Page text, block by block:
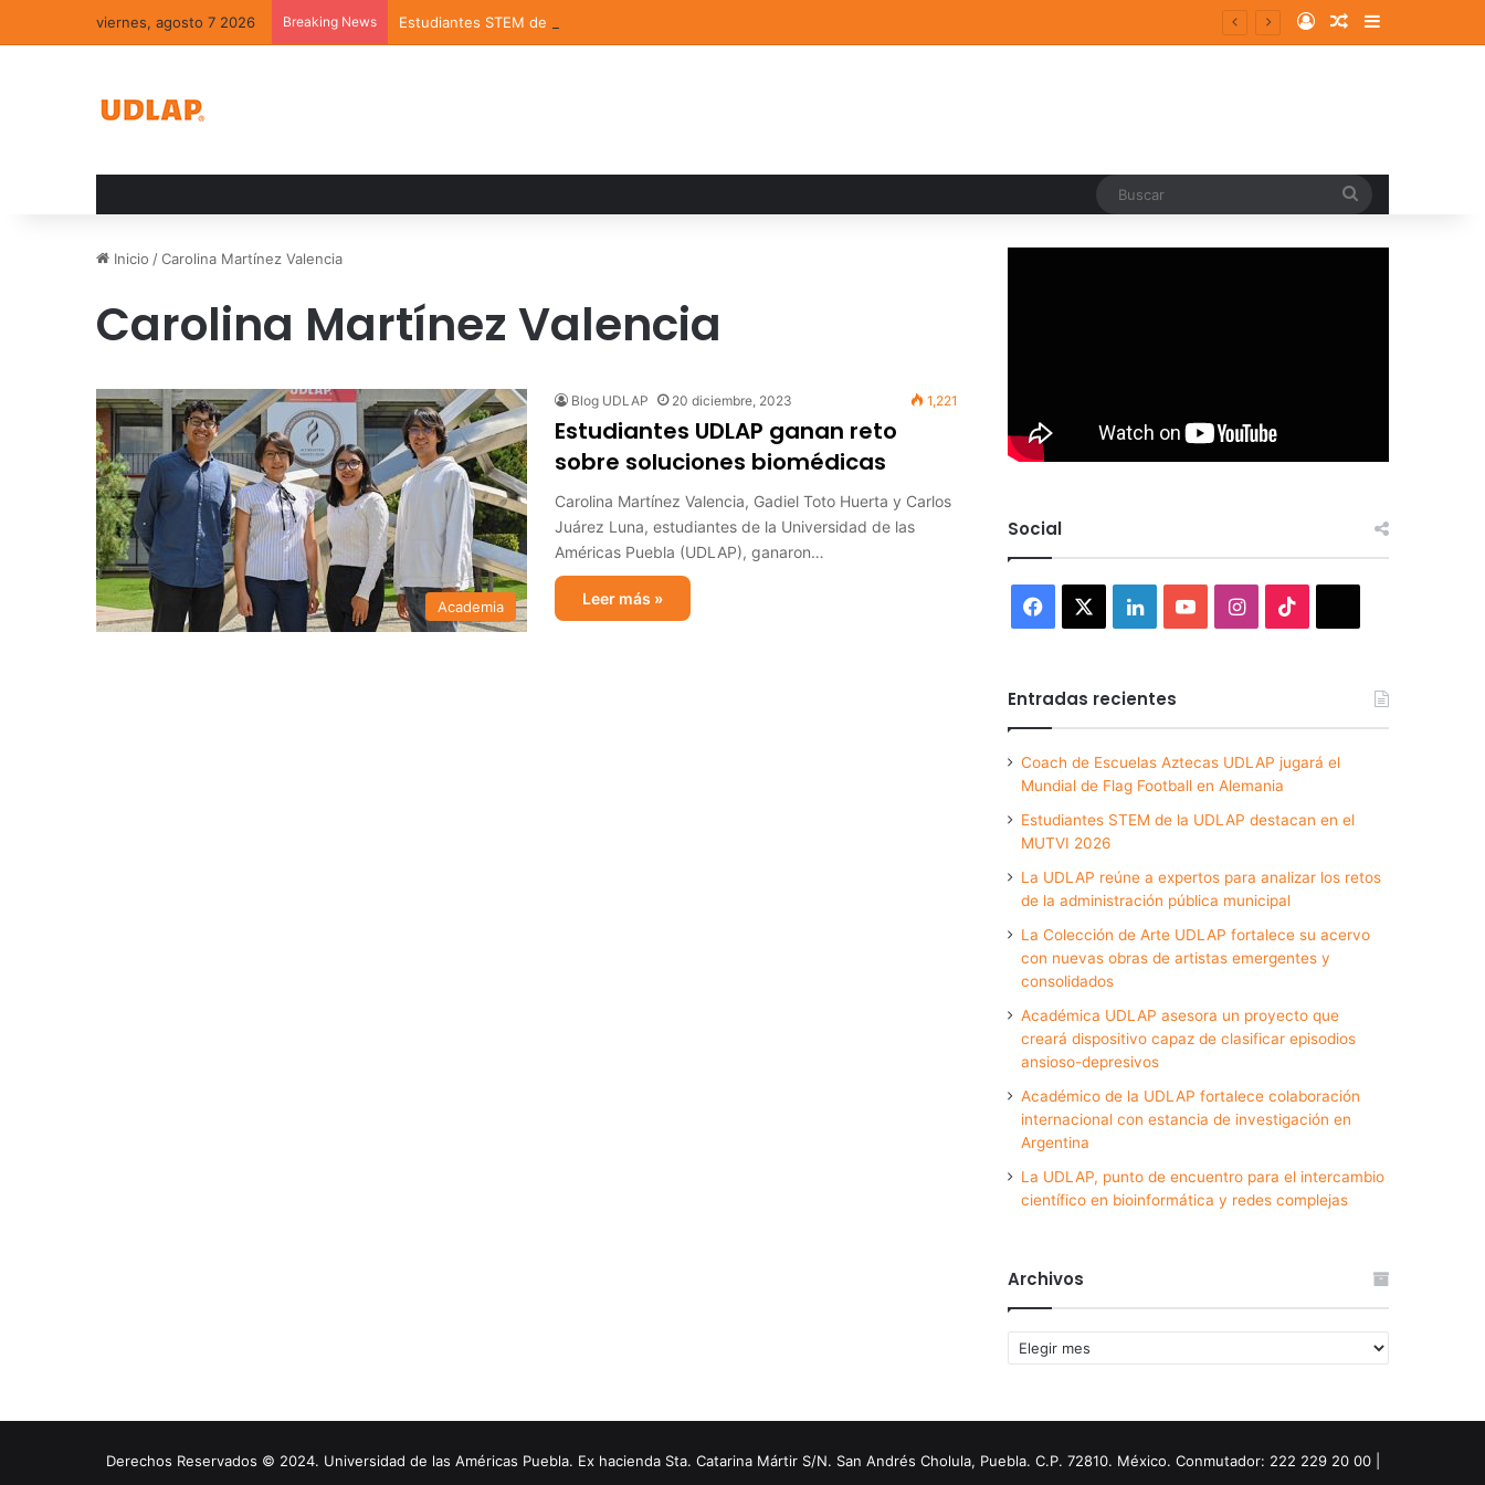
viernes, agosto 7 2026 Breaking News Estudiantes STEM de la UDLAP destacan en el MUTVI 2026 Log InRandom Article
Sidebar
Inicio /Carolina Martínez Valencia
Carolina Martínez Valencia
Academia
Blog UDLAP 20 diciembre, 2023 1,221
Estudiantes UDLAP ganan reto
sobre soluciones biomédicas
Carolina Martínez Valencia, Gadiel Toto Huerta y Carlos
Juárez Luna, estudiantes de la Universidad de las
Américas Puebla (UDLAP), ganaron…
Leer más »
Social
Facebook LinkedInYouTubeInstagram
Entradas recientes
Coach de Escuelas Aztecas UDLAP jugará el
Mundial de Flag Football en Alemania
Estudiantes STEM de la UDLAP destacan en el
MUTVI 2026
La UDLAP reúne a expertos para analizar los retos
de la administración pública municipal
La Colección de Arte UDLAP fortalece su acervo
con nuevas obras de artistas emergentes y
consolidados
Académica UDLAP asesora un proyecto que
creará dispositivo capaz de clasificar episodios
ansioso-depresivos
Académico de la UDLAP fortalece colaboración
internacional con estancia de investigación en
Argentina
La UDLAP, punto de encuentro para el intercambio
científico en bioinformática y redes complejas
Archivos
Archivos
Derechos Reservados © 2024. Universidad de las Américas Puebla. Ex hacienda Sta. Catarina Mártir S/N. San Andrés Cholula, Puebla. C.P. 72810. México. Conmutador: 222 229 20 00 |